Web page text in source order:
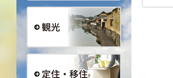
事業者の方へ